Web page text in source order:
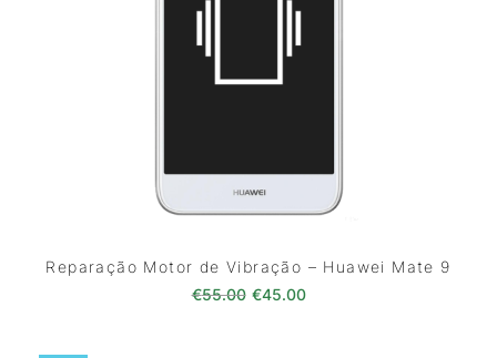
Reparação Motor de Vibração – Huawei Mate 9
€55.00 O preço original era: €55.00.
€45.00O preço atual é: